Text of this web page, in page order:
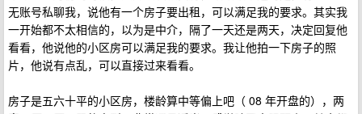
无账号私聊我，说他有一个房子要出租，可以满足我的要求。其实我
一开始都不太相信的，以为是中介，隔了一天还是两天，决定回复他
看看，他说他的小区房可以满足我的要求。我让他拍一下房子的照
片，他说有点乱，可以直接过来看看。
房子是五六十平的小区房，楼龄算中等偏上吧（ 08 年开盘的），两